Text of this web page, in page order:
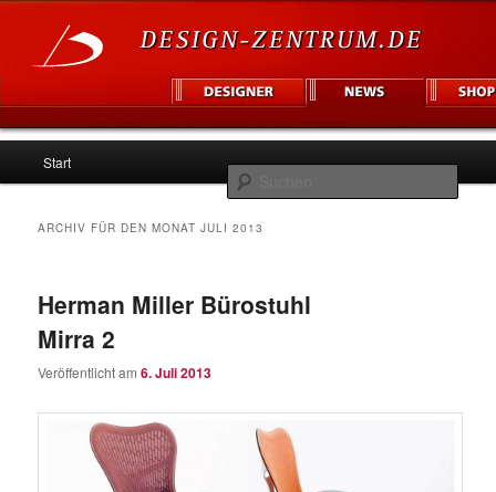
Design Zentrum
Zum
Zum
wechseln
Start
ARCHIV FÜR DEN MONATJULI 2013
Herman Miller Bürostuhl
Mirra 2
Veröffentlicht am6. Juli 2013